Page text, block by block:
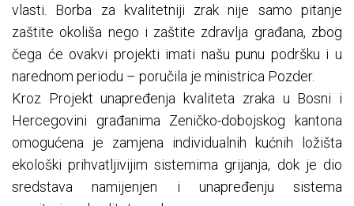
vlasti. Borba za kvalitetniji zrak nije samo pitanje
zaštite okoliša nego i zaštite zdravlja građana, zbog
čega će ovakvi projekti imati našu punu podršku i u
narednom periodu – poručila je ministrica Pozder.
Kroz Projekt unapređenja kvaliteta zraka u Bosni i
Hercegovini građanima Zeničko-dobojskog kantona
omogućena je zamjena individualnih kućnih ložišta
ekološki prihvatljivijim sistemima grijanja, dok je dio
sredstava namijenjen i unapređenju sistema